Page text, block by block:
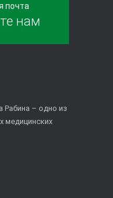
почта
нам
Рабина – одно из
медицинских